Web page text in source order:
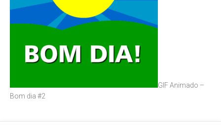
GIF Animado –
Bom dia #2